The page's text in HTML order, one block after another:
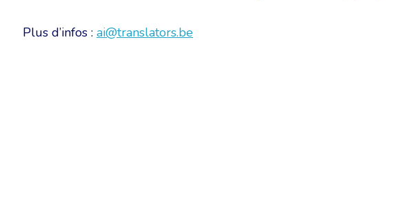
Plus d’infos : ai@translators.be